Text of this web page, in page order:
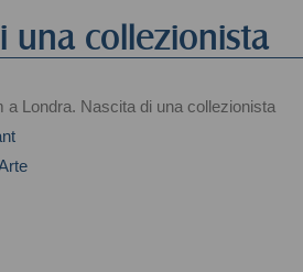
una collezionista
a Londra. Nascita di una collezionista